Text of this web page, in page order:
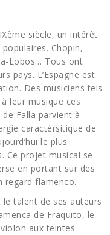
siècle, un intérêt
Chopin,
Lobos… Tous ont
pays. L’Espagne est
Des musiciens tels
leur musique ces
Falla parvient à
caractérsitique de
le plus
Ce projet musical se
en portant sur des
regard flamenco.
talent de ses auteurs
de Fraquito, le
aux teintes